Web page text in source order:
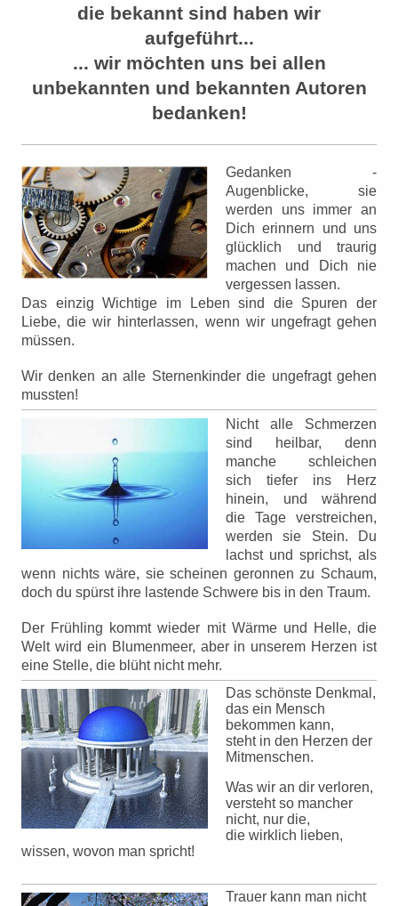
die bekannt sind haben wir
aufgeführt...
... wir möchten uns bei allen
unbekannten und bekannten Autoren
bedanken!
Gedanken -
Augenblicke, sie
werden uns immer an
Dich erinnern und uns
glücklich und traurig
machen und Dich nie
vergessen lassen.
Das einzig Wichtige im Leben sind die Spuren der
Liebe, die wir hinterlassen, wenn wir ungefragt gehen
müssen.
Wir denken an alle Sternenkinder die ungefragt gehen
mussten!
Nicht alle Schmerzen
sind heilbar, denn
manche schleichen
sich tiefer ins Herz
hinein, und während
die Tage verstreichen,
werden sie Stein. Du
lachst und sprichst, als
wenn nichts wäre, sie scheinen geronnen zu Schaum,
doch du spürst ihre lastende Schwere bis in den Traum.
Der Frühling kommt wieder mit Wärme und Helle, die
Welt wird ein Blumenmeer, aber in unserem Herzen ist
eine Stelle, die blüht nicht mehr.
Das schönste Denkmal,
das ein Mensch
bekommen kann,
steht in den Herzen der
Mitmenschen.
Was wir an dir verloren,
versteht so mancher
nicht, nur die,
die wirklich lieben,
wissen, wovon man spricht!
Trauer kann man nicht